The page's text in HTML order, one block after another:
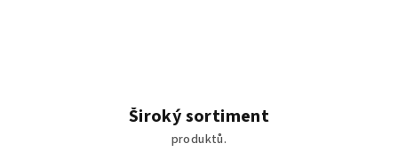
Široký sortiment
produktů.